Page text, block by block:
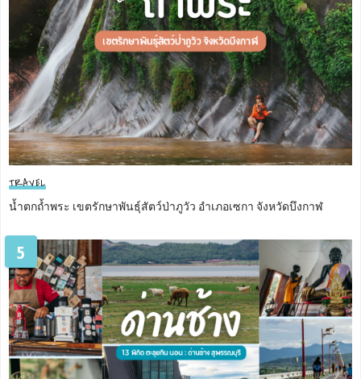
TRAVEL
น้ำตกถ้ำพระ เขตรักษาพันธุ์สัตว์ป่าภูวัว อำเภอเซกา จังหวัดบึงกาฬ
5